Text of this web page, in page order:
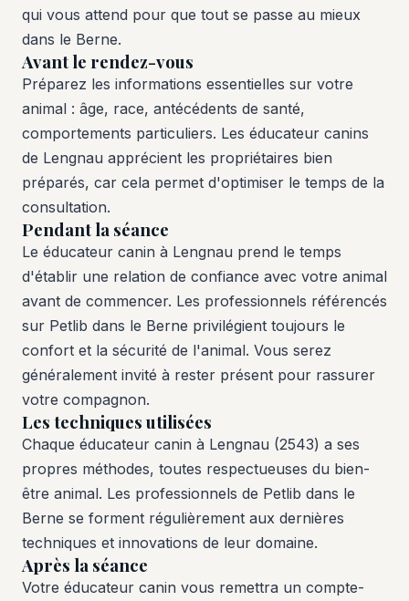
qui vous attend pour que tout se passe au mieux
dans le Berne.
Avant le rendez-vous
Préparez les informations essentielles sur votre
animal : âge, race, antécédents de santé,
comportements particuliers. Les éducateur canins
de Lengnau apprécient les propriétaires bien
préparés, car cela permet d'optimiser le temps de la
consultation.
Pendant la séance
Le éducateur canin à Lengnau prend le temps
d'établir une relation de confiance avec votre animal
avant de commencer. Les professionnels référencés
sur Petlib dans le Berne privilégient toujours le
confort et la sécurité de l'animal. Vous serez
généralement invité à rester présent pour rassurer
votre compagnon.
Les techniques utilisées
Chaque éducateur canin à Lengnau (2543) a ses
propres méthodes, toutes respectueuses du bien-
être animal. Les professionnels de Petlib dans le
Berne se forment régulièrement aux dernières
techniques et innovations de leur domaine.
Après la séance
Votre éducateur canin vous remettra un compte-